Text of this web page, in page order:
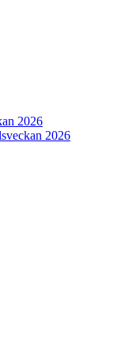
2026
2026